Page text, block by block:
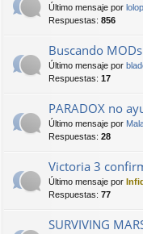
Último mensaje por
Respuestas: 856
Buscando
Último mensaje por
Respuestas: 17
PARADOX no
Último mensaje por
Respuestas: 28
Victoria 3
Último mensaje por
Respuestas: 77
SURVIVING